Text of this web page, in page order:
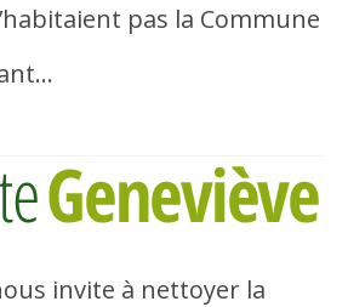
pas la Commune
invite à nettoyer la